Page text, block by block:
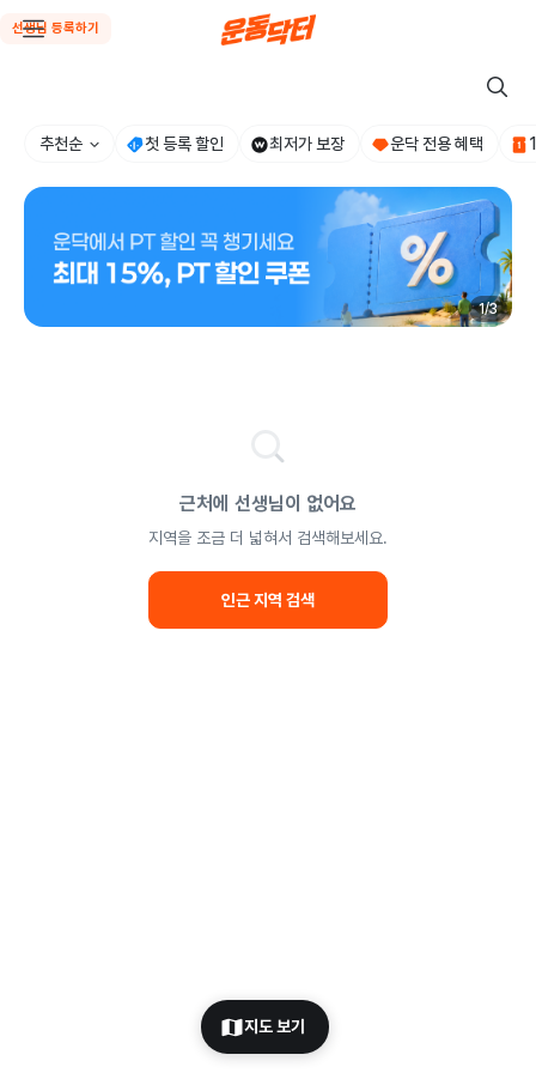
선생님 등록하기
추천순 첫 등록 할인 최저가 보장 운닥 전용 혜택
지도 보기
1/3
근처에 선생님이 없어요
지역을 조금 더 넓혀서 검색해보세요.
인근 지역 검색